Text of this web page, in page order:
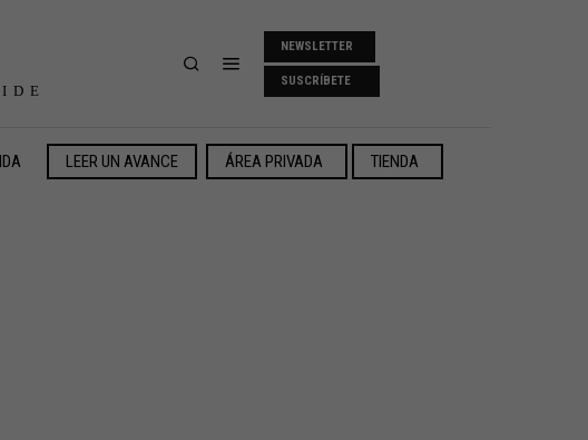
NEWSLETTER
SUSCRÍBETE
LEER UN AVANCE ÁREA PRIVADA TIENDA